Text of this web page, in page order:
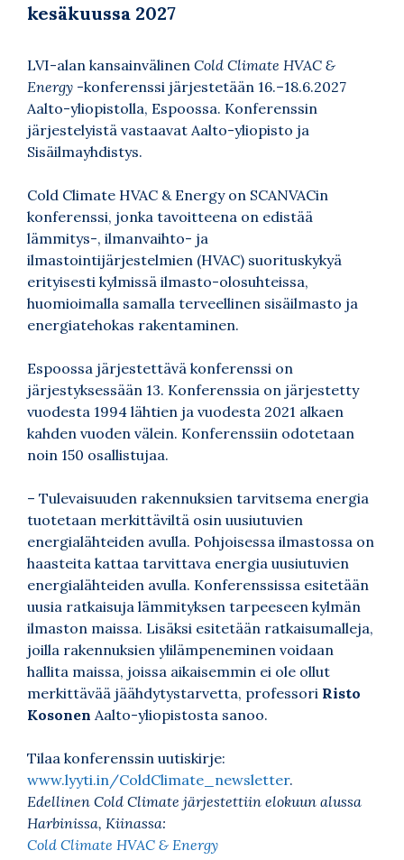
kesäkuussa 2027
LVI-alan kansainvälinen Cold Climate HVAC &
Energy -konferenssi järjestetään 16.–18.6.2027
Aalto-yliopistolla, Espoossa. Konferenssin
järjestelyistä vastaavat Aalto-yliopisto ja
Sisäilmayhdistys.
Cold Climate HVAC & Energy on SCANVACin
konferenssi, jonka tavoitteena on edistää
lämmitys-, ilmanvaihto- ja
ilmastointijärjestelmien (HVAC) suorituskykyä
erityisesti kylmissä ilmasto-olosuhteissa,
huomioimalla samalla terveellinen sisäilmasto ja
energiatehokas rakentaminen.
Espoossa järjestettävä konferenssi on
järjestyksessään 13. Konferenssia on järjestetty
vuodesta 1994 lähtien ja vuodesta 2021 alkaen
kahden vuoden välein. Konferenssiin odotetaan
noin 150 osallistujaa.
– Tulevaisuuden rakennuksien tarvitsema energia
tuotetaan merkittäviltä osin uusiutuvien
energialähteiden avulla. Pohjoisessa ilmastossa on
haasteita kattaa tarvittava energia uusiutuvien
energialähteiden avulla. Konferenssissa esitetään
uusia ratkaisuja lämmityksen tarpeeseen kylmän
ilmaston maissa. Lisäksi esitetään ratkaisumalleja,
joilla rakennuksien ylilämpeneminen voidaan
hallita maissa, joissa aikaisemmin ei ole ollut
merkittävää jäähdytystarvetta, professori Risto
Kosonen Aalto-yliopistosta sanoo.
Tilaa konferenssin uutiskirje:
www.lyyti.in/ColdClimate_newsletter.
Edellinen Cold Climate järjestettiin elokuun alussa
Harbinissa, Kiinassa:
Cold Climate HVAC & Energy